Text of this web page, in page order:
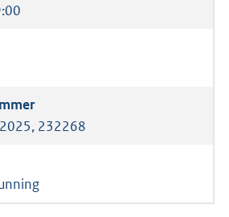
232268